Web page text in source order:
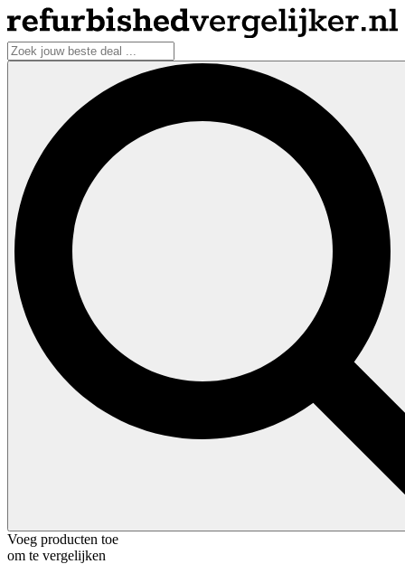
Voeg producten toe
om te vergelijken